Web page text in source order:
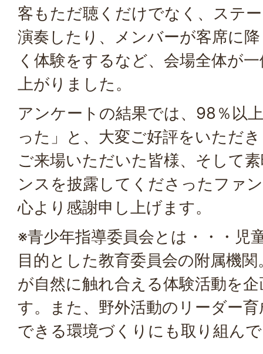
客もただ聴くだけでなく、ステ
演奏したり、メンバーが客席に
く体験をするなど、会場全体が
上がりました。
アンケートの結果では、98％以
った」と、大変ご好評をいただ
ご来場いただいた皆様、そして
ンスを披露してくださったファ
心より感謝申し上げます。
※青少年指導委員会とは・・・児
目的とした教育委員会の附属機
が自然に触れ合える体験活動を
す。また、野外活動のリーダー
できる環境づくりにも取り組ん